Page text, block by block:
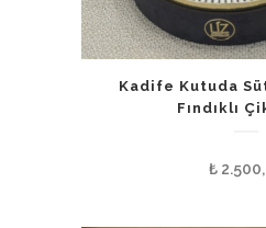
Kadife Kutuda
Fındıklı
₺